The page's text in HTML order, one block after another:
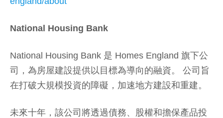
National Housing Bank
National Housing Bank 是 Homes England 旗下公
司，為房屋建設提供以目標為導向的融資。 公司旨
在打破大規模投資的障礙，加速地方建設和重建。
未來十年，該公司將透過債務、股權和擔保產品投